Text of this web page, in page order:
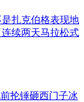
扎克伯格表现地
续两天马拉松式
抡锤砸西门子冰